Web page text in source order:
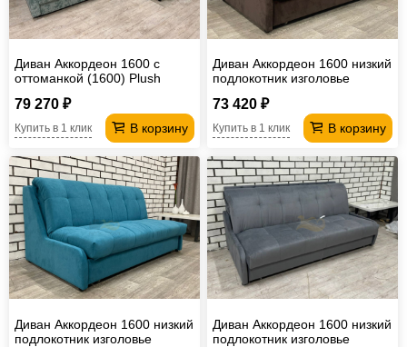
Диван Аккордеон 1600 с
оттоманкой (1600) Plush
79 270 ₽
В корзину
Купить в 1 клик
Диван Аккордеон 1600 низкий
подлокотник изголовье
73 420 ₽
В корзину
Купить в 1 клик
Диван Аккордеон 1600 низкий
подлокотник изголовье
Диван Аккордеон 1600 низкий
подлокотник изголовье